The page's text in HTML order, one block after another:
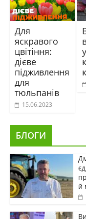
Для
яскравого
цвітіння:
дієве
підживлення
для
тюльпанів
15.06.2023
БЛОГИ
й